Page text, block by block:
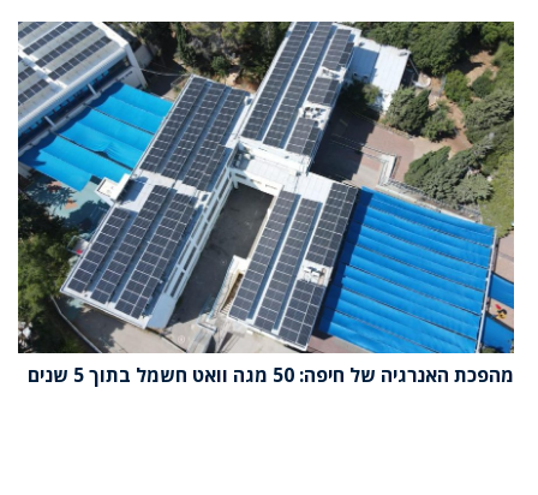
מהפכת האנרגיה של חיפה: 50 מגה וואט חשמל בתוך 5 שנים